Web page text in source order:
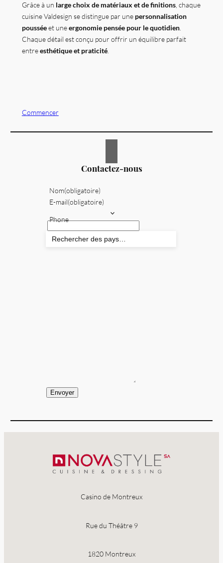
Grâce à un large choix de matériaux et de finitions, chaque
cuisine Valdesign se distingue par une personnalisation
pousséeet uneergonomie pensée pour le quotidien.
Chaque détail est conçu pour offrir un équilibre parfait
entreesthétique et praticité.
Commencer
Contactez-nous
Nom(obligatoire)
E-mail(obligatoire)
Phone
Message(obligatoire)
Envoyer
Casino de Montreux
Rue du Théâtre 9
1820 Montreux